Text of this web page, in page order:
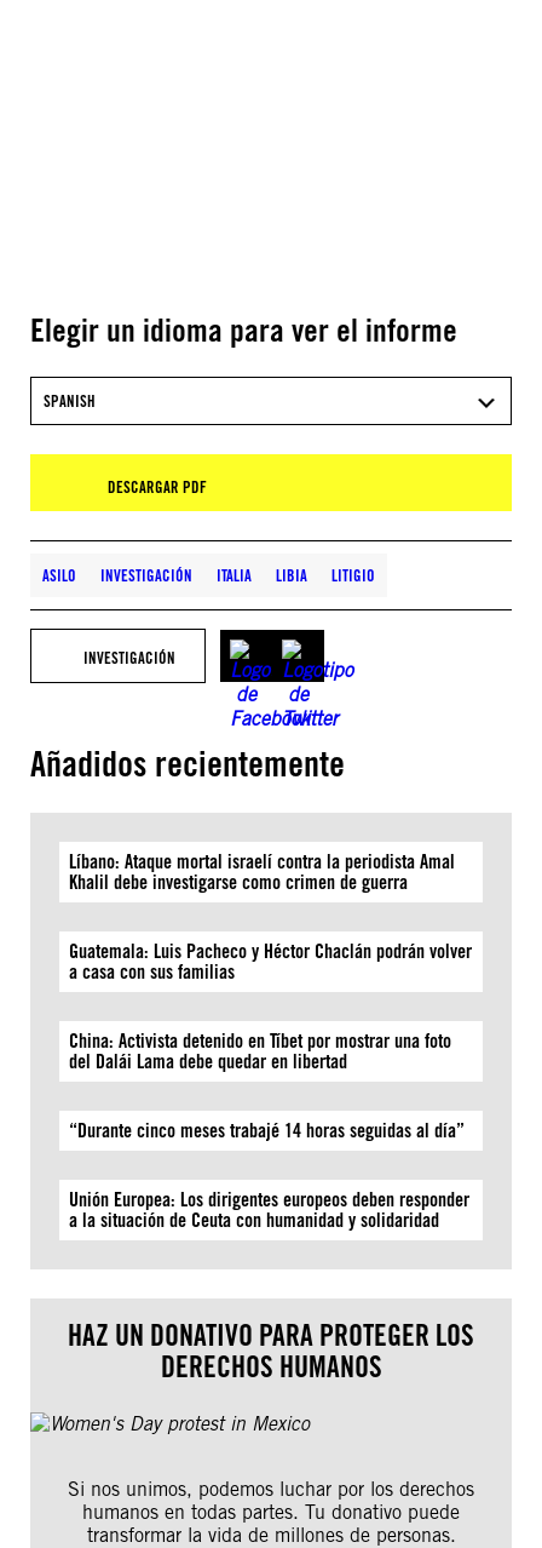
Elegir un idioma para ver el informe
SPANISH
DESCARGAR PDF
ASILO INVESTIGACIÓN ITALIA LIBIA LITIGIO
INVESTIGACIÓN
Añadidos recientemente
Líbano: Ataque mortal israelí contra la periodista Amal
Khalil debe investigarse como crimen de guerra
Guatemala: Luis Pacheco y Héctor Chaclán podrán volver
a casa con sus familias
China: Activista detenido en Tíbet por mostrar una foto
del Dalái Lama debe quedar en libertad
“Durante cinco meses trabajé 14 horas seguidas al día”
Unión Europea: Los dirigentes europeos deben responder
a la situación de Ceuta con humanidad y solidaridad
HAZ UN DONATIVO PARA PROTEGER LOS
DERECHOS HUMANOS
Si nos unimos, podemos luchar por los derechos
humanos en todas partes. Tu donativo puede
transformar la vida de millones de personas.